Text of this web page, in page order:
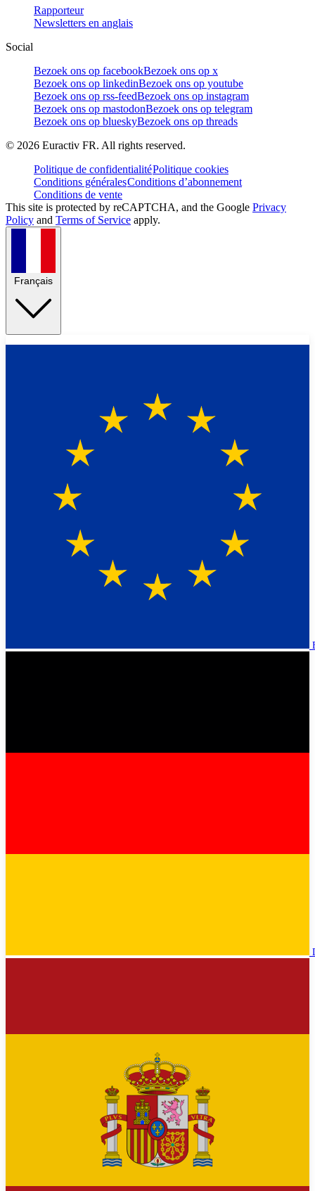
Rapporteur
Newsletters en anglais
Social
Bezoek ons op facebookBezoek ons op x
Bezoek ons op linkedinBezoek ons op youtube
Bezoek ons op rss-feedBezoek ons op instagram
Bezoek ons op mastodonBezoek ons op telegram
Bezoek ons op blueskyBezoek ons op threads
© 2026 Euractiv FR. All rights reserved.
Politique de confidentialitéPolitique cookies
Conditions généralesConditions d’abonnement
Conditions de vente
This site is protected by reCAPTCHA, and the Google Privacy
Policy and Terms of Service apply.
Français